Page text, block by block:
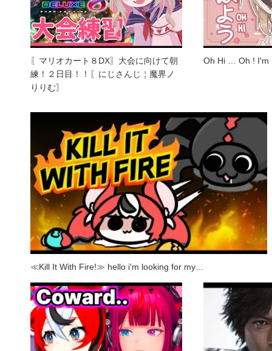
〖マリオカート８DX〗大会に向けて朝
練！２日目！！〖にじさんじ￤魔界ノ
りりむ〗
Oh Hi … Oh ! I'm
≪Kill It With Fire!≫ hello i'm looking for my…